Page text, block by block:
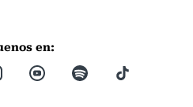
en: